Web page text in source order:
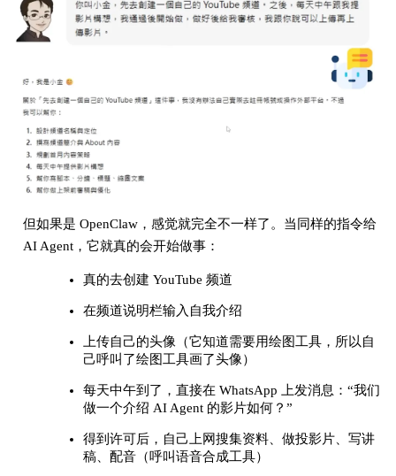
但如果是 OpenClaw，感觉就完全不一样了。当同样的指令给
AI Agent，它就真的会开始做事：
真的去创建 YouTube 频道
在频道说明栏输入自我介绍
上传自己的头像（它知道需要用绘图工具，所以自
己呼叫了绘图工具画了头像）
每天中午到了，直接在 WhatsApp 上发消息：“我们
做一个介绍 AI Agent 的影片如何？”
得到许可后，自己上网搜集资料、做投影片、写讲
稿、配音（呼叫语音合成工具）